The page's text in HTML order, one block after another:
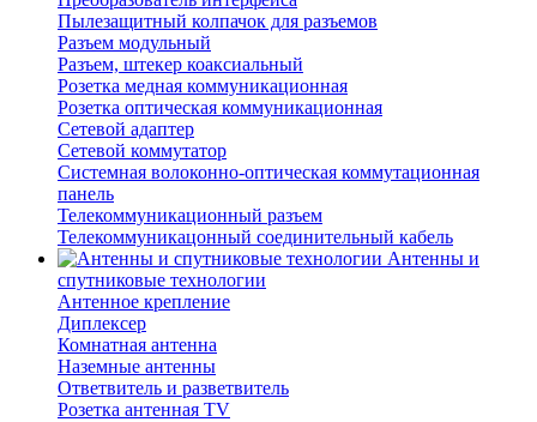
Пылезащитный колпачок для разъемов
Разъем модульный
Разъем, штекер коаксиальный
Розетка медная коммуникационная
Розетка оптическая коммуникационная
Сетевой адаптер
Сетевой коммутатор
Системная волоконно-оптическая коммутационная
панель
Телекоммуникационный разъем
Телекоммуникацонный соединительный кабель
Антенны и
спутниковые технологии
Антенное крепление
Диплексер
Комнатная антенна
Наземные антенны
Ответвитель и разветвитель
Розетка антенная TV